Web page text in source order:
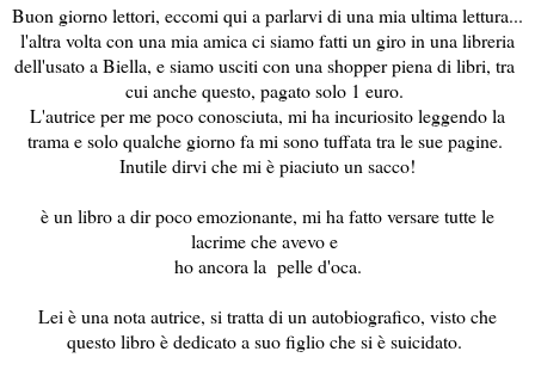
Buon giorno lettori, eccomi qui a parlarvi di una mia ultima lettura...
l'altra volta con una mia amica ci siamo fatti un giro in una libreria
dell'usato a Biella, e siamo usciti con una shopper piena di libri, tra
cui anche questo, pagato solo 1 euro.
L'autrice per me poco conosciuta, mi ha incuriosito leggendo la
trama e solo qualche giorno fa mi sono tuffata tra le sue pagine.
Inutile dirvi che mi è piaciuto un sacco!
è un libro a dir poco emozionante, mi ha fatto versare tutte le
lacrime che avevo e
ho ancora la pelle d'oca.
Lei è una nota autrice, si tratta di un autobiografico, visto che
questo libro è dedicato a suo figlio che si è suicidato.